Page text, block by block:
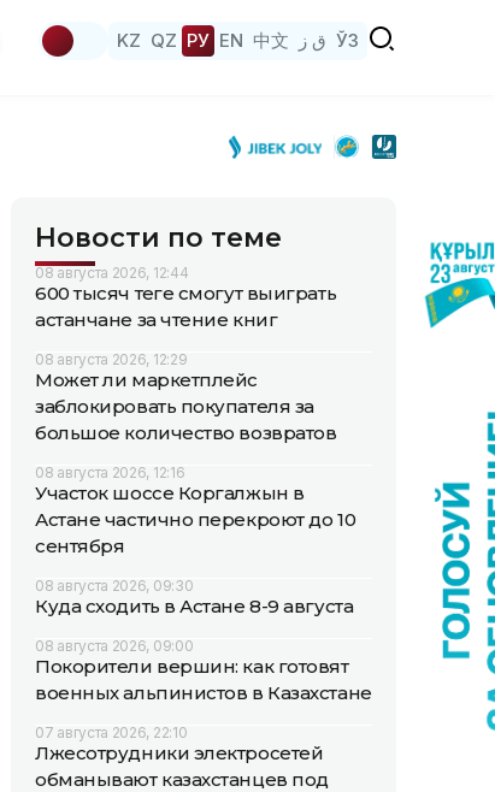
KZ QZ РУ EN 中文 ق ز ЎЗ
Новости по теме
08 августа 2026, 12:44
600 тысяч теңге смогут выиграть
астанчане за чтение книг
08 августа 2026, 12:29
Может ли маркетплейс
заблокировать покупателя за
большое количество возвратов
08 августа 2026, 12:16
Участок шоссе Коргалжын в
Астане частично перекроют до 10
сентября
08 августа 2026, 09:30
Куда сходить в Астане 8-9 августа
08 августа 2026, 09:00
Покорители вершин: как готовят
военных альпинистов в Казахстане
07 августа 2026, 22:10
Лжесотрудники электросетей
обманывают казахстанцев под